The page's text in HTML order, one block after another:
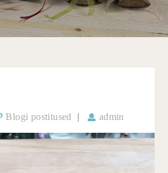
Blogi postitused | admin